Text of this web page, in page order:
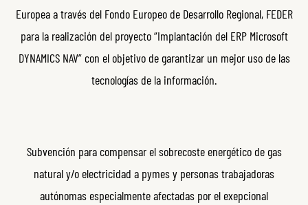
Europea a través del Fondo Europeo de Desarrollo Regional, FEDER
para la realización del proyecto “Implantación del ERP Microsoft
DYNAMICS NAV” con el objetivo de garantizar un mejor uso de las
tecnologías de la información.
Subvención para compensar el sobrecoste energético de gas
natural y/o electricidad a pymes y personas trabajadoras
autónomas especialmente afectadas por el exepcional